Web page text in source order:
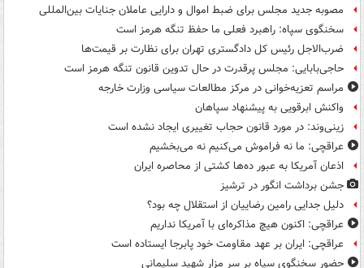
مصوبه جدید مجلس برای ضبط اموال و دارایی عاملان جنایات بین‌المللی
سخنگوی سپاه: راهبرد فعلی ما حفظ تنگه هرمز است
ضرب‌الاجل رئیس کل دادگستری تهران برای نظارت بر قیمت‌ها
حاجی‌بابایی: مجلس پرقدرت در حال تدوین قانون تنگه هرمز است
مراسم تعزیه‌خوانی در مرکز مطالعات سیاسی وزارت خارجه
واکنش ابرقویی به پیشنهاد سپاهان
زینی‌وند: در مورد قانون حجاب تغییری ایجاد نشده است
عراقچی: ما نه فراموش می‌کنیم نه می‌بخشیم
اذعان آمریکا به عبور ده‌ها کشتی از محاصره ایران
جشن برداشت انگور در ترشیز
دلیل جدایی رامین رضاییان از استقلال چه بود؟
عراقچی: اکنون هیچ مذاکره‌ای با آمریکا نداریم
عراقچی: ایران بر عهد مقاومت خود پابرجا ایستاده است
حضور سخنگوی سپاه بر سر مزار شهید سلیمانی